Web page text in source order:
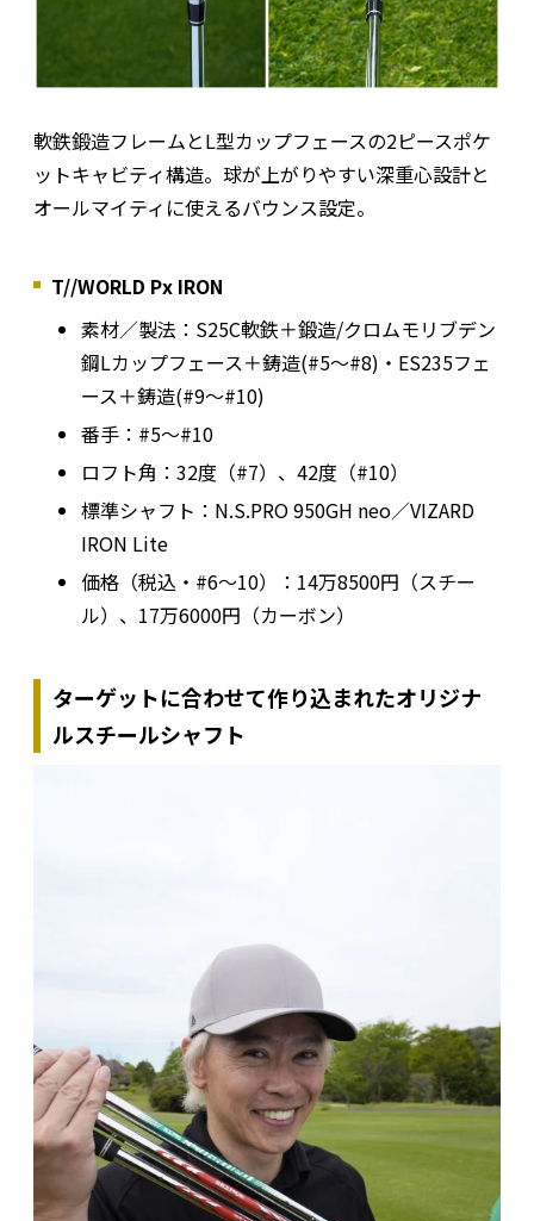
軟鉄鍛造フレームとL型カップフェースの2ピースポケ
ットキャビティ構造。球が上がりやすい深重心設計と
オールマイティに使えるバウンス設定。
T//WORLD Px IRON
素材／製法：S25C軟鉄＋鍛造/クロムモリブデン
鋼Lカップフェース＋鋳造(#5～#8)・ES235フェ
ース＋鋳造(#9～#10)
番手：#5〜#10
ロフト角：32度（#7）、42度（#10）
標準シャフト：N.S.PRO 950GH neo／VIZARD
IRON Lite
価格（税込・#6〜10）：14万8500円（スチー
ル）、17万6000円（カーボン）
ターゲットに合わせて作り込まれたオリジナ
ルスチールシャフト